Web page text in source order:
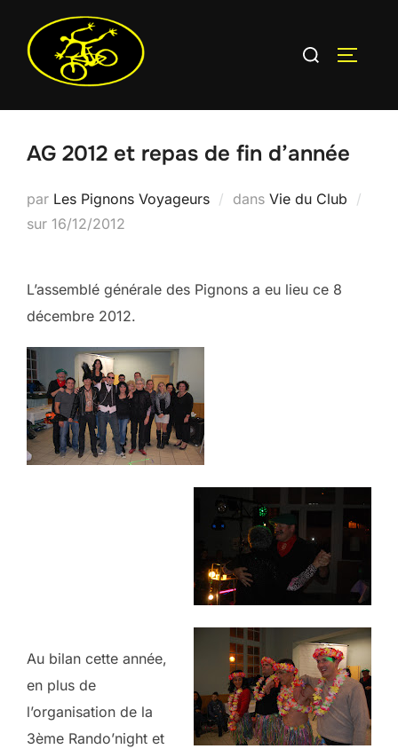
contenu
Rechercher :
AG 2012 et repas de fin d’année
par Les Pignons Voyageurs dans Vie du Club
sur Publié
16/12/2012
L’assemblé générale des Pignons a eu lieu ce 8
décembre 2012.
Au bilan cette année,
en plus de
l’organisation de la
3ème Rando’night et